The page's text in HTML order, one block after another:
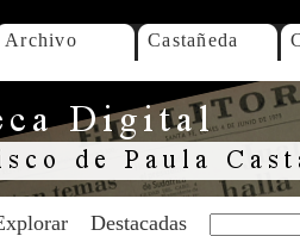
Archivo Castañeda
Destacadas